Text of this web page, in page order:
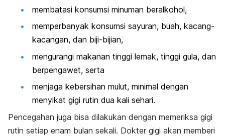
membatasi konsumsi minuman beralkohol,
memperbanyak konsumsi sayuran, buah, kacang-
kacangan, dan biji-bijian,
mengurangi makanan tinggi lemak, tinggi gula, dan
berpengawet, serta
menjaga kebersihan mulut, minimal dengan
menyikat gigi rutin dua kali sehari.
Pencegahan juga bisa dilakukan dengan memeriksa gigi
rutin setiap enam bulan sekali. Dokter gigi akan memberi